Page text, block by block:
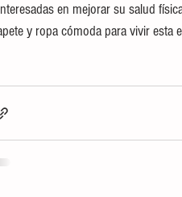
en mejorar su salud
y ropa cómoda para vivir esta